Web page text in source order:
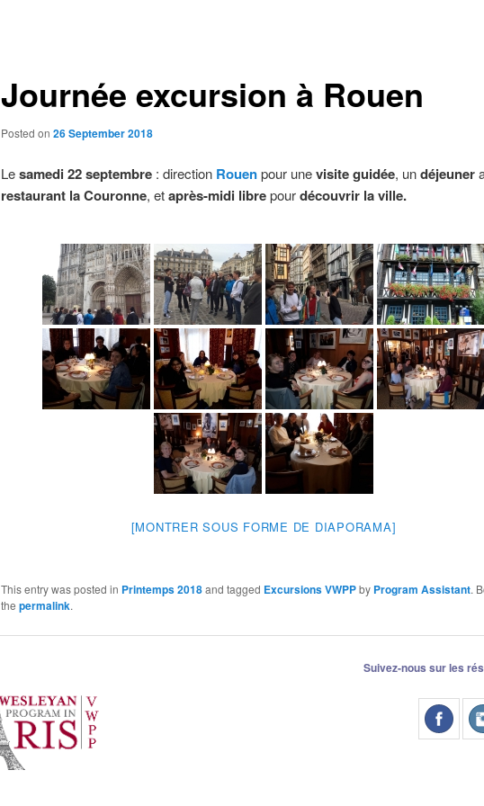
Journée excursion à Rouen
Posted on 26 September 2018
Lesamedi 22 septembre: direction Rouenpour unevisite guidée, undéjeuner
restaurant la Couronne, etaprès-midi librepourdécouvrir la ville.
[MONTRER SOUS FORME DE DIAPORAMA]
This entry was posted in Printemps 2018and tagged Excursions VWPPby Program Assistant.
the permalink.
Suivez-nous sur les